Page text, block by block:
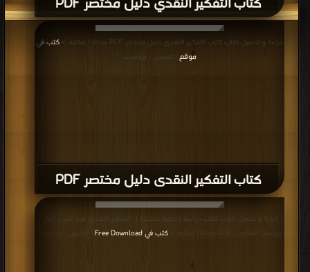
كتاب التفكير النقدى دليل مختصر PDF
قراءة و تحميل كتاب كتاب التفكير النقدى دليل مختصر PDF مجانا | مكتبة >
كتب في
موقع
| التحميل : مرة/مرات
قراءة و تحميل كتاب كتاب دراسة وصفية تحليلية ل التفكير النقدي عند العرب لعلي
يوسف العاكوب PDF مجانا | مكتبة >
كتب في Free Download | التحميل : مرة/مرات